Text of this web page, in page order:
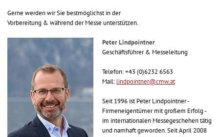
Gerne werden wir Sie bestmöglichst in der
Vorbereitung & während der Messe unterstützen.
Peter Lindpointner
Geschäftsführer & Messeleitung
Telefon: +43 (0)6232 6563
Mail: lindpointner@cmw.at
Seit 1996 ist Peter Lindpointner -
Firmeneigentümer mit großem Erfolg -
im internationalen Messegeschehen tätig
und namhaft geworden. Seit April 2008